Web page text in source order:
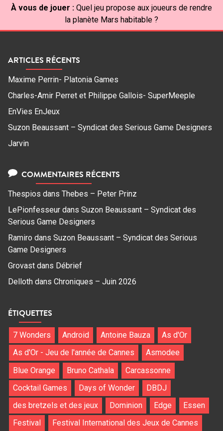
À vous de jouer : Quel jeu propose aux joueurs de rendre
la planète Mars habitable ?
ARTICLES RÉCENTS
Maxime Perrin- Platonia Games
Charles-Amir Perret et Philippe Gallois- SuperMeeple
EnVies EnJeux
Suzon Beaussant – Syndicat des Serious Game Designers
Jarvin
COMMENTAIRES RÉCENTS
Thespios dans Thebes – Peter Prinz
LePionfesseur dans Suzon Beaussant – Syndicat des
Serious Game Designers
Ramiro dans Suzon Beaussant – Syndicat des Serious
Game Designers
Grovast dans Débrief
Delloth dans Chroniques – Juin 2026
ÉTIQUETTES
7 Wonders Android Antoine Bauza
As d'Or
As d'Or - Jeu de l'année de Cannes
Asmodee
Blue Orange
Bruno Cathala
Carcassonne
Cocktail Games
Days of Wonder
DBDJ
des bretzels et des jeux
Dominion Edge
Essen
Festival
Festival International des Jeux de Cannes